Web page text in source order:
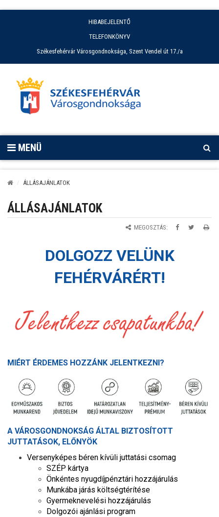
HIBABEJELENTŐ
TELEFONKÖNYV
Székesfehérvár Városgondnoksága, Szent Vendel út 17./a
MENÜ
ÁLLÁSAJÁNLATOK
ÁLLÁSAJÁNLATOK
MEGOSZTÁS:
DOLGOZZ VELÜNK
FEHÉRVÁRÉRT!
MIÉRT ÉRDEMES HOZZÁNK JELENTKEZNI?
A VÁROSGONDNOKSÁG ÁLTAL BIZTOSÍTOTT
JUTTATÁSOK, ELŐNYÖK
Versenyképes béren kívüli juttatási csomag
SZÉP kártya
Önkéntes nyugdíjpénztári hozzájárulás
Munkába járás költségtérítése
Gyermeknevelési hozzájárulás
Dolgozói ajánlási program